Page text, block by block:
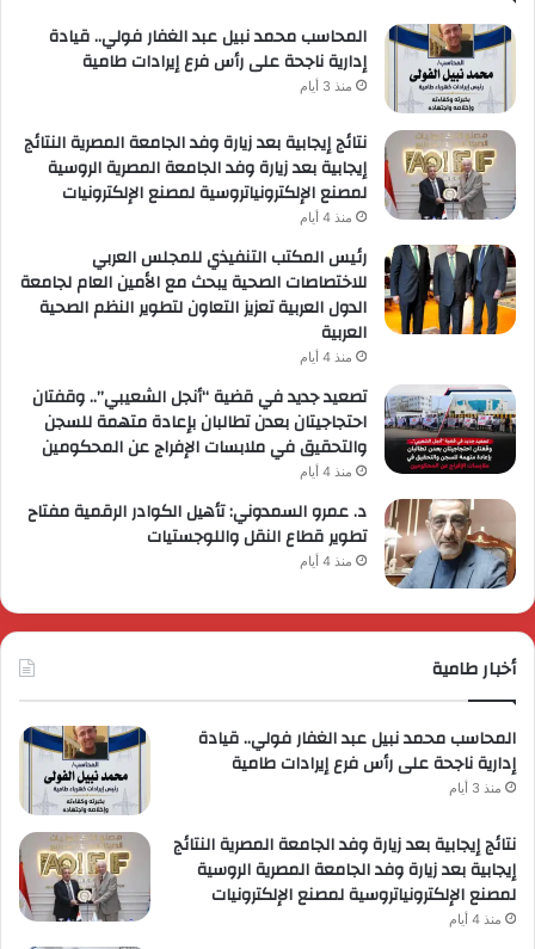
المحاسب محمد نبيل عبد الغفار فولي.. قيادة
إدارية ناجحة على رأس فرع إيرادات طامية
منذ 3 أيام
نتائج إيجابية بعد زيارة وفد الجامعة المصرية النتائج
إيجابية بعد زيارة وفد الجامعة المصرية الروسية
لمصنع الإلكترونياتروسية لمصنع الإلكترونيات
منذ 4 أيام
رئيس المكتب التنفيذي للمجلس العربي
للاختصاصات الصحية يبحث مع الأمين العام لجامعة
الدول العربية تعزيز التعاون لتطوير النظم الصحية
العربية
منذ 4 أيام
تصعيد جديد في قضية “أنجل الشعيبي”.. وقفتان
احتجاجيتان بعدن تطالبان بإعادة متهمة للسجن
والتحقيق في ملابسات الإفراج عن المحكومين
منذ 4 أيام
د. عمرو السمدوني: تأهيل الكوادر الرقمية مفتاح
تطوير قطاع النقل واللوجستيات
منذ 4 أيام
أخبار طامية
المحاسب محمد نبيل عبد الغفار فولي.. قيادة
إدارية ناجحة على رأس فرع إيرادات طامية
منذ 3 أيام
نتائج إيجابية بعد زيارة وفد الجامعة المصرية النتائج
إيجابية بعد زيارة وفد الجامعة المصرية الروسية
لمصنع الإلكترونياتروسية لمصنع الإلكترونيات
منذ 4 أيام